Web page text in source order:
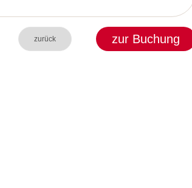
zurück zur Buchung